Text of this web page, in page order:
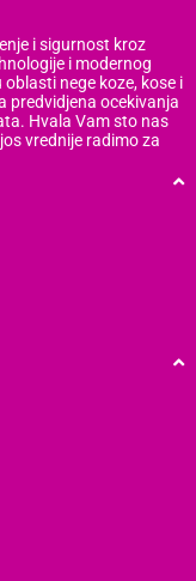
i sigurnost kroz
i modernog
nege koze, kose i
predvidjena ocekivanja
Hvala Vam sto nas
vrednije radimo za